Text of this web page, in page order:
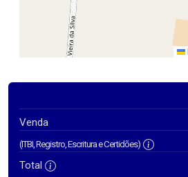
Venda
(ITBI, Registro, Escritura e Certidões)
Total